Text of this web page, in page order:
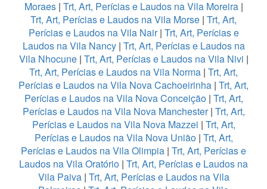
Moraes| Trt, Art, Perícias e Laudos na Vila Moreira|
Trt, Art, Perícias e Laudos na Vila Morse | Trt, Art,
Perícias e Laudos na Vila Nair| Trt, Art, Perícias e
Laudos na Vila Nancy| Trt, Art, Perícias e Laudos na
Vila Nhocune| Trt, Art, Perícias e Laudos na Vila Nivi |
Trt, Art, Perícias e Laudos na Vila Norma | Trt, Art,
Perícias e Laudos na Vila Nova Cachoeirinha | Trt, Art,
Perícias e Laudos na Vila Nova Conceição| Trt, Art,
Perícias e Laudos na Vila Nova Manchester| Trt, Art,
Perícias e Laudos na Vila Nova Mazzei | Trt, Art,
Perícias e Laudos na Vila Nova União| Trt, Art,
Perícias e Laudos na Vila Olimpia | Trt, Art, Perícias e
Laudos na Vila Oratório | Trt, Art, Perícias e Laudos na
Vila Paiva| Trt, Art, Perícias e Laudos na Vila